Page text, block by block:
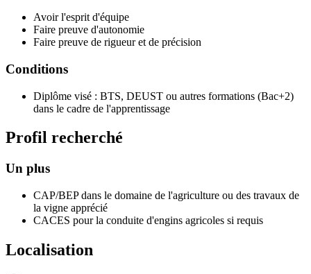
Avoir l'esprit d'équipe
Faire preuve d'autonomie
Faire preuve de rigueur et de précision
Conditions
Diplôme visé : BTS, DEUST ou autres formations (Bac+2)
dans le cadre de l'apprentissage
Profil recherché
Un plus
CAP/BEP dans le domaine de l'agriculture ou des travaux de
la vigne apprécié
CACES pour la conduite d'engins agricoles si requis
Localisation